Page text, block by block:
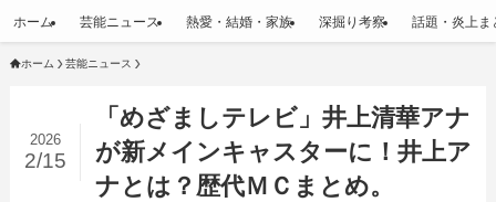
ホーム 芸能ニュース 熱愛・結婚・家族 深掘り考察 話題・炎上ま
ホーム 芸能ニュース
「めざましテレビ」井上清華アナ
が新メインキャスターに！井上ア
ナとは？歴代ＭＣまとめ。
2026
2/15